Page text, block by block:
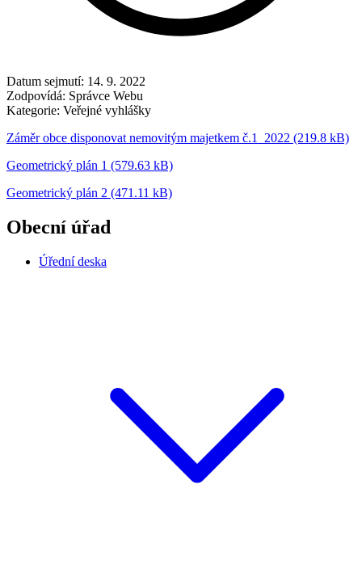
Datum sejmutí: 14. 9. 2022
Zodpovídá: Správce Webu
Kategorie: Veřejné vyhlášky
Záměr obce disponovat nemovitým majetkem č.1_2022 (219.8 kB)
Geometrický plán 1 (579.63 kB)
Geometrický plán 2 (471.11 kB)
Obecní úřad
Úřední deska